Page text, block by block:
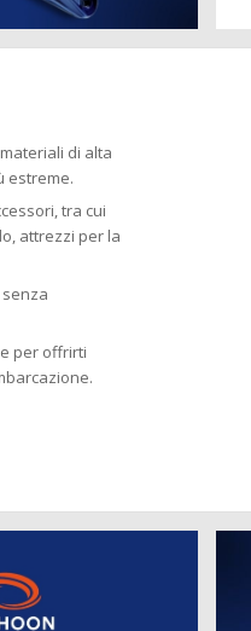
di alta
estreme.
tra cui
attrezzi per la
per offrirti